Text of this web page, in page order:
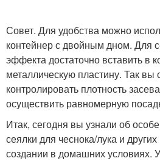
Совет. Для удобства можно
контейнер с двойным дном. Для
эффекта достаточно вставить в
металлическую пластину. Так вы
контролировать плотность
осуществить равномерную
Итак, сегодня вы узнали об
сеялки для чеснока/лука и
создании в домашних условиях.